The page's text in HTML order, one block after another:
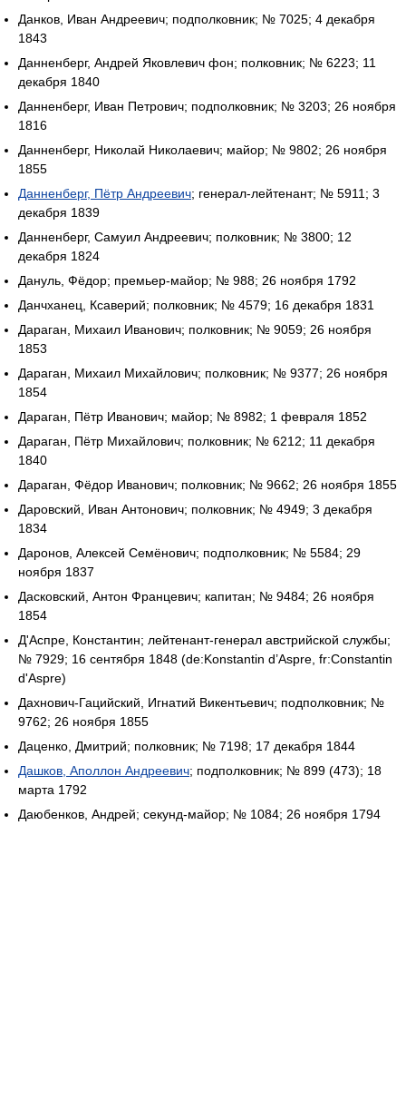
Данков, Иван Андреевич; подполковник; № 7025; 4 декабря
1843
Данненберг, Андрей Яковлевич фон; полковник; № 6223; 11
декабря 1840
Данненберг, Иван Петрович; подполковник; № 3203; 26 ноября
1816
Данненберг, Николай Николаевич; майор; № 9802; 26 ноября
1855
Данненберг, Пётр Андреевич; генерал-лейтенант; № 5911; 3
декабря 1839
Данненберг, Самуил Андреевич; полковник; № 3800; 12
декабря 1824
Дануль, Фёдор; премьер-майор; № 988; 26 ноября 1792
Данчханец, Ксаверий; полковник; № 4579; 16 декабря 1831
Дараган, Михаил Иванович; полковник; № 9059; 26 ноября
1853
Дараган, Михаил Михайлович; полковник; № 9377; 26 ноября
1854
Дараган, Пётр Иванович; майор; № 8982; 1 февраля 1852
Дараган, Пётр Михайлович; полковник; № 6212; 11 декабря
1840
Дараган, Фёдор Иванович; полковник; № 9662; 26 ноября 1855
Даровский, Иван Антонович; полковник; № 4949; 3 декабря
1834
Даронов, Алексей Семёнович; подполковник; № 5584; 29
ноября 1837
Дасковский, Антон Францевич; капитан; № 9484; 26 ноября
1854
Д'Аспре, Константин; лейтенант-генерал австрийской службы;
№ 7929; 16 сентября 1848 (de:Konstantin d’Aspre, fr:Constantin
d'Aspre)
Дахнович-Гацийский, Игнатий Викентьевич; подполковник; №
9762; 26 ноября 1855
Даценко, Дмитрий; полковник; № 7198; 17 декабря 1844
Дашков, Аполлон Андреевич; подполковник; № 899 (473); 18
марта 1792
Даюбенков, Андрей; секунд-майор; № 1084; 26 ноября 1794